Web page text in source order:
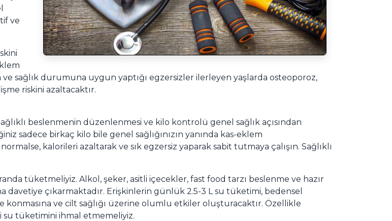
ve
ve sağlık durumuna uygun yaptığı egzersizler ilerleyen yaşlarda osteoporoz,
riskini azaltacaktır.
beslenmenin düzenlenmesi ve kilo kontrolü genel sağlık açısından
sadece birkaç kilo bile genel sağlığınızın yanında kas-eklem
kalorileri azaltarak ve sık egzersiz yaparak sabit tutmaya çalışın. Sağlıklı
tüketmeliyiz. Alkol, şeker, asitli içecekler, fast food tarzı beslenme ve hazır
davetiye çıkarmaktadır. Erişkinlerin günlük 2.5-3 L su tüketimi, bedensel
konmasına ve cilt sağlığı üzerine olumlu etkiler oluşturacaktır. Özellikle
su tüketimini ihmal etmemeliyiz.